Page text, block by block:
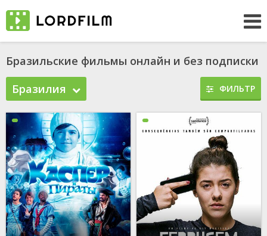
Бразильские фильмы онлайн и без подписки
Бразилия
ФИЛЬТР